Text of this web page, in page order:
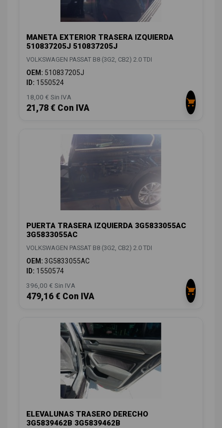
MANETA EXTERIOR TRASERA IZQUIERDA
510837205J 510837205J
VOLKSWAGEN PASSAT B8 (3G2, CB2) 2.0 TDI
OEM: 510837205J
ID: 1550524
18,00 € Sin IVA
21,78 € Con IVA
PUERTA TRASERA IZQUIERDA 3G5833055AC
3G5833055AC
VOLKSWAGEN PASSAT B8 (3G2, CB2) 2.0 TDI
OEM: 3G5833055AC
ID: 1550574
396,00 € Sin IVA
479,16 € Con IVA
ELEVALUNAS TRASERO DERECHO
3G5839462B 3G5839462B